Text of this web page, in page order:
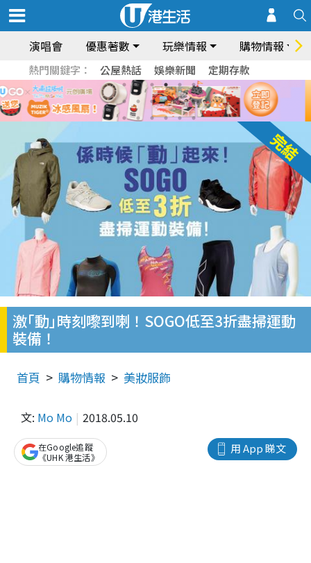
演唱會 優惠著數 玩樂情報 購物情報
熱門關鍵字： 公屋熱話 娛樂新聞 定期存款
激｢動｣時刻嚟到喇！SOGO低至3折盡掃運動
裝備！
首頁 購物情報 美妝服飾
文: Mo Mo 2018.05.10
用 App 睇文
在Google追蹤
《UHK 港生活》